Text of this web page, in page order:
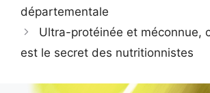
départementale
Ultra-protéinée et méconnue,
est le secret des nutritionnistes